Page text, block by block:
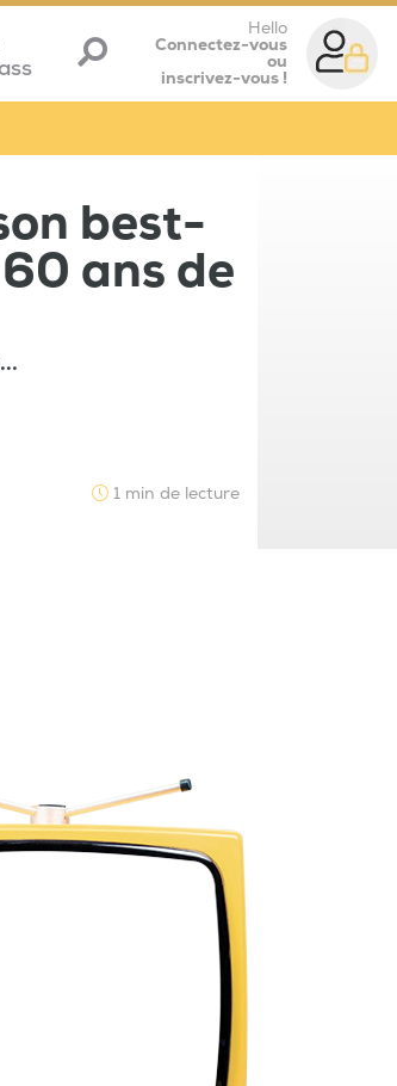
Hello
Connectez-vous
ou
inscrivez-vous !
best-
ans de
1 min de lecture